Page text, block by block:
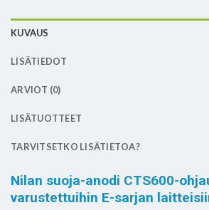
KUVAUS
LISÄTIEDOT
ARVIOT (0)
LISÄTUOTTEET
TARVITSETKO LISÄTIETOA?
Nilan suoja-anodi CTS600-
varustettuihin E-sarjan